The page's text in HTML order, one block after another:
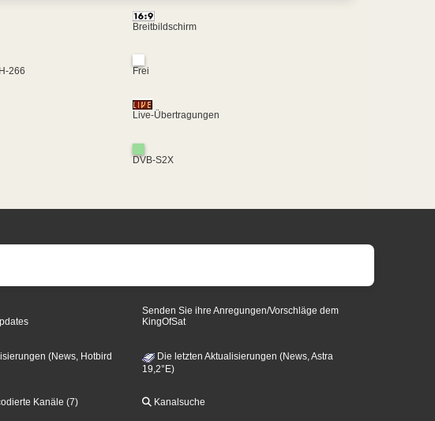
Breitbildschirm
266 Frei
Live-Übertragungen
DVB-S2X
Senden Sie ihre Anregungen/Vorschläge dem
KingOfSat
(News, Hotbird
Die letzten Aktualisierungen (News, Astra
19,2°E)
Kanäle (7) Kanalsuche